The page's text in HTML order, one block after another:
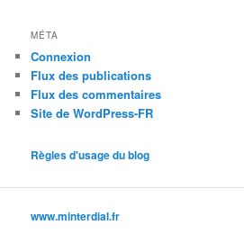
MÉTA
Connexion
Flux des publications
Flux des commentaires
Site de WordPress-FR
Règles d'usage du blog
www.minterdial.fr